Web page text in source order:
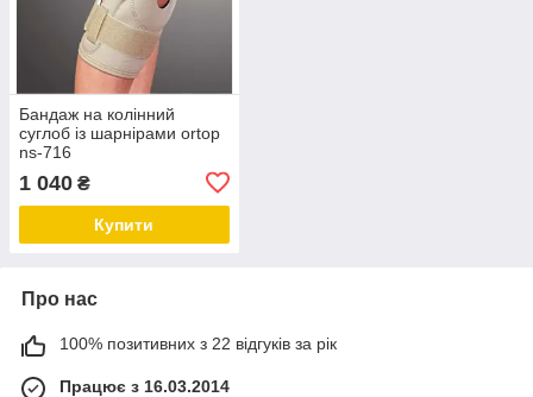
Бандаж на колінний
суглоб із шарнірами ortop
ns-716
1 040 ₴
Купити
Про нас
100% позитивних з 22 відгуків за рік
Працює з 16.03.2014